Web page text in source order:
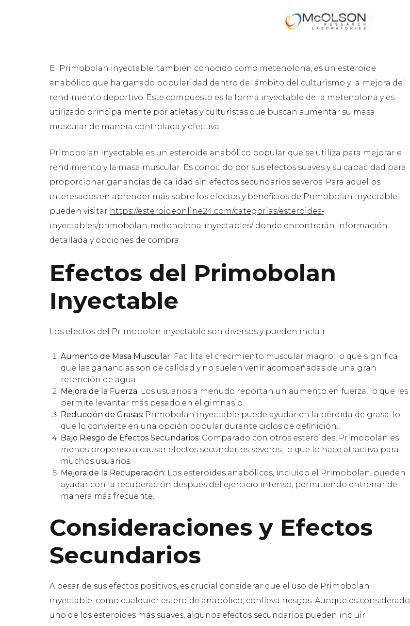
El Primobolan inyectable, también conocido como metenolona, es un esteroide
anabólico que ha ganado popularidad dentro del ámbito del culturismo y la mejora del
rendimiento deportivo. Este compuesto es la forma inyectable de la metenolona y es
utilizado principalmente por atletas y culturistas que buscan aumentar su masa
muscular de manera controlada y efectiva.
Primobolan inyectable es un esteroide anabólico popular que se utiliza para mejorar el
rendimiento y la masa muscular. Es conocido por sus efectos suaves y su capacidad para
proporcionar ganancias de calidad sin efectos secundarios severos. Para aquellos
interesados en aprender más sobre los efectos y beneficios de Primobolan inyectable,
pueden visitar https://esteroideonline24.com/categorias/esteroides-
inyectables/primobolan-metenolona-inyectables/donde encontrarán información
detallada y opciones de compra.
Efectos del Primobolan
Inyectable
Los efectos del Primobolan inyectable son diversos y pueden incluir:
Aumento de Masa Muscular: Facilita el crecimiento muscular magro, lo que significa
que las ganancias son de calidad y no suelen venir acompañadas de una gran
retención de agua.
Mejora de la Fuerza: Los usuarios a menudo reportan un aumento en fuerza, lo que les
permite levantar más pesado en el gimnasio.
Reducción de Grasas: Primobolan inyectable puede ayudar en la pérdida de grasa, lo
que lo convierte en una opción popular durante ciclos de definición.
Bajo Riesgo de Efectos Secundarios: Comparado con otros esteroides, Primobolan es
menos propenso a causar efectos secundarios severos, lo que lo hace atractiva para
muchos usuarios.
Mejora de la Recuperación: Los esteroides anabólicos, incluido el Primobolan, pueden
ayudar con la recuperación después del ejercicio intenso, permitiendo entrenar de
manera más frecuente.
Consideraciones y Efectos
Secundarios
A pesar de sus efectos positivos, es crucial considerar que el uso de Primobolan
inyectable, como cualquier esteroide anabólico, conlleva riesgos. Aunque es considerado
uno de los esteroides más suaves, algunos efectos secundarios pueden incluir: